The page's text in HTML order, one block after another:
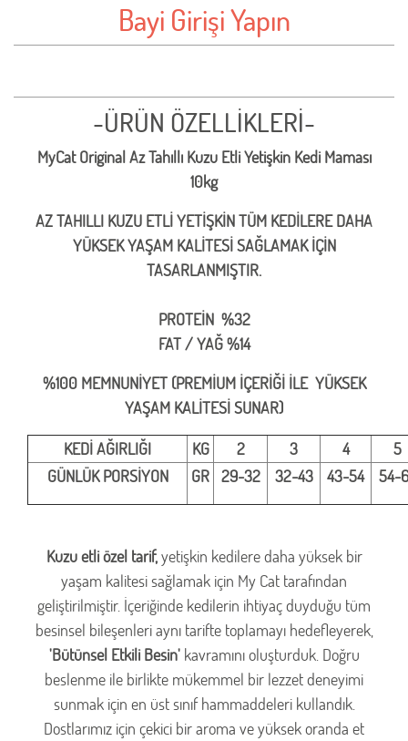
Bayi Girişi Yapın
-ÜRÜN ÖZELLİKLERİ-
MyCat Original Az Tahıllı Kuzu Etli Yetişkin Kedi Maması
10kg
AZ TAHILLI KUZU ETLİ YETİŞKİN TÜM KEDİLERE DAHA
YÜKSEK YAŞAM KALİTESİ SAĞLAMAK İÇİN
TASARLANMIŞTIR.
PROTEİN %32
FAT / YAĞ %14
%100 MEMNUNİYET (PREMİUM İÇERİĞİ İLE YÜKSEK
YAŞAM KALİTESİ SUNAR)
KEDİ AĞIRLIĞI
KG 2 3 4
5
GÜNLÜK PORSİYON
GR 29-32 32-43 43-54 54-
Kuzu etli özel tarif,yetişkin kedilere daha yüksek bir
yaşam kalitesi sağlamak için My Cat tarafından
geliştirilmiştir. İçeriğinde kedilerin ihtiyaç duyduğu tüm
besinsel bileşenleri aynı tarifte toplamayı hedefleyerek,
'Bütünsel Etkili Besin'kavramını oluşturduk. Doğru
beslenme ile birlikte mükemmel bir lezzet deneyimi
sunmak için en üst sınıf hammaddeleri kullandık.
Dostlarımız için çekici bir aroma ve yüksek oranda et